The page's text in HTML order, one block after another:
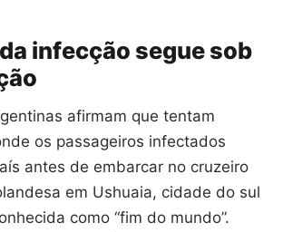
infecção segue sob
afirmam que tentam
os passageiros infectados
antes de embarcar no cruzeiro
em Ushuaia, cidade do sul
como “fim do mundo”.